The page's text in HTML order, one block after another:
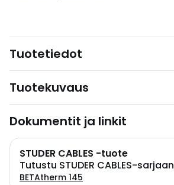
Tuotetiedot
Tuotekuvaus
Dokumentit ja linkit
STUDER CABLES -tuote
Tutustu STUDER CABLES-sarjaan
BETAtherm 145